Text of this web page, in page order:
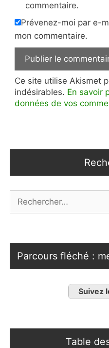
commentaire.
Prévenez-moi par e-
mon commentaire.
Ce site utilise Akismet
indésirables. En savoir
données de vos
Parcours fléché :
Suivez
Table